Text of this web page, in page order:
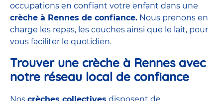
occupations en confiant votre enfant dans une
crèche à Rennes de confiance. Nous prenons en
charge les repas, les couches ainsi que le lait, pour
vous faciliter le quotidien.
Trouver une crèche à Rennes avec
notre réseau local de confiance
Nos crèches collectives disposent de